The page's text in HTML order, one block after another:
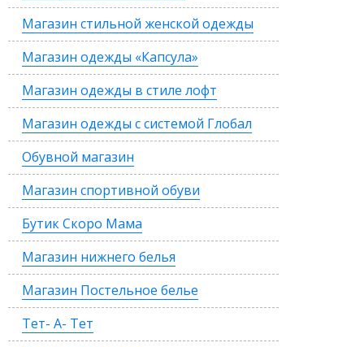
Магазин стильной женской одежды
Магазин одежды «Капсула»
Магазин одежды в стиле лофт
Магазин одежды с системой Глобал
Обувной магазин
Магазин спортивной обуви
Бутик Скоро Мама
Магазин нижнего белья
Магазин Постельное белье
Тет- А- Тет